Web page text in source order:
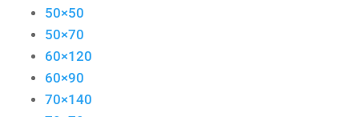
50×50
50×70
60×120
60×90
70×140